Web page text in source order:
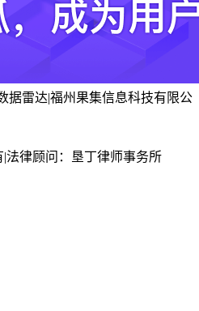
据雷达|福州果集信息科技有限公
|法律顾问：垦丁律师事务所